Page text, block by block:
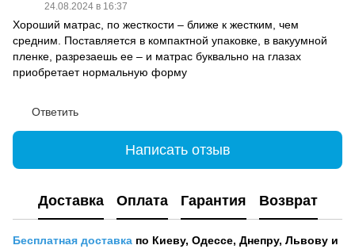
24.08.2024 в 16:37
Хороший матрас, по жесткости – ближе к жестким, чем
средним. Поставляется в компактной упаковке, в вакуумной
пленке, разрезаешь ее – и матрас буквально на глазах
приобретает нормальную форму
Ответить
Написать отзыв
Доставка Оплата Гарантия Возврат
Бесплатная доставка по Киеву, Одессе, Днепру, Львову и